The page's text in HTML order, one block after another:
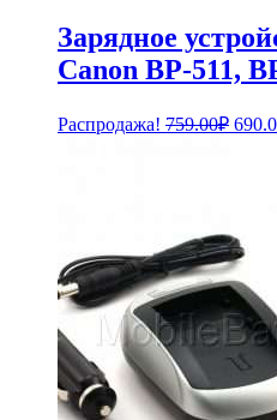
Зарядное
Canon BP-511,
Распродажа! 759.00₽